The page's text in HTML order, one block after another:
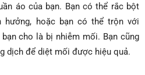
áo của bạn. Bạn có thể rắc bột
hưởng, hoặc bạn có thể trộn với
cho là bị nhiễm mối. Bạn cũng
dịch để diệt mối được hiệu quả.